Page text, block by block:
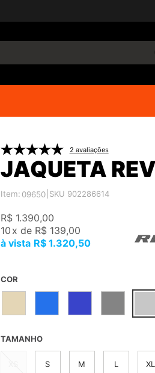
2 avaliações
JAQUETA
Item: 09650 SKU 902286614
R$ 1.390,00
10 x de R$ 139,00
R$ 1.320,50
COR
TAMANHO
S M L XL